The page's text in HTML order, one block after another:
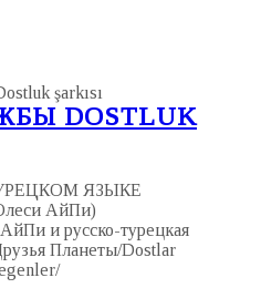
DOSTLUK
ЯЗЫКЕ
АйПи)
и русско-турецкая
Планеты/Dostlar